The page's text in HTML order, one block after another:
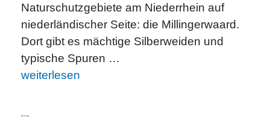
Naturschutzgebiete am Niederrhein auf
niederländischer Seite: die Millingerwaard.
Dort gibt es mächtige Silberweiden und
typische Spuren …
weiterlesen